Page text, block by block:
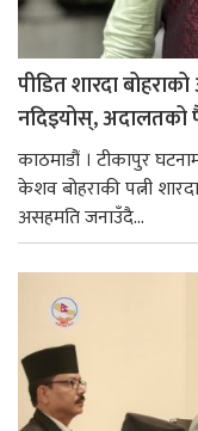
पीडित शारदा
नदिइयोस्, अदालतको
काठमाडौं । टीकापुर
केशव बोहराकी पत्नी
असहमति जनाउँदै...